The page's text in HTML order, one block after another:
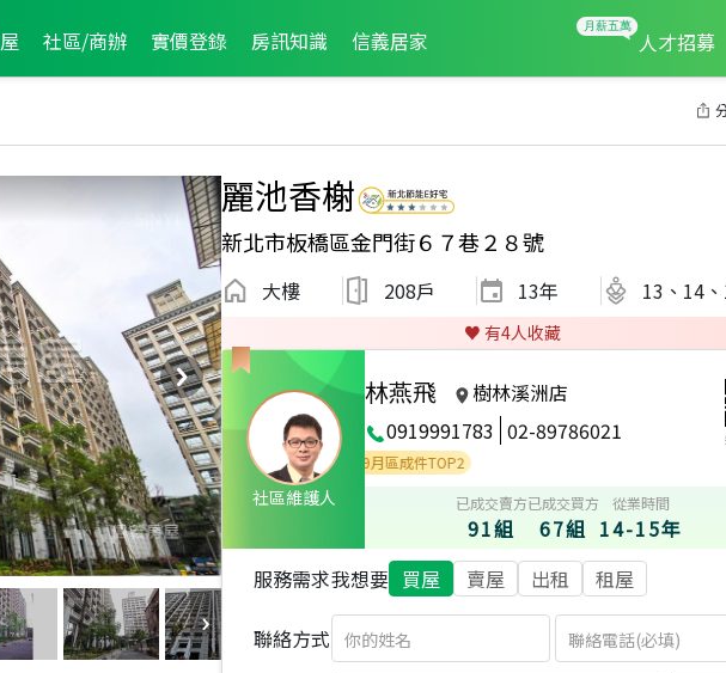
社區/商辦 實價登錄 房訊知識 信義居家 人才招募
麗池香榭
新北市板橋區金門街６７巷２８號
大樓 208戶 13年 13、14
♥️ 有4人收藏
社區維護人
林燕飛
樹林溪洲店
0919991783 02-89786021
件TOP1 2023年8月區成件TOP2
2022年9月區成件TOP2
已成交賣方
91組
已成交買方
67組
從業時間
14-15年
服務需求我想要 買屋 賣屋 出租 租屋
聯絡方式